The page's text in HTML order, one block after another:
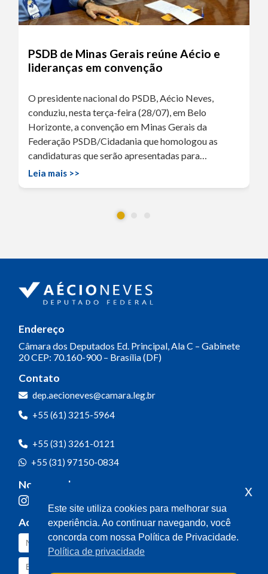
PSDB de Minas Gerais reúne Aécio e
lideranças em convenção
O presidente nacional do PSDB, Aécio Neves,
conduziu, nesta terça-feira (28/07), em Belo
Horizonte, a convenção em Minas Gerais da
Federação PSDB/Cidadania que homologou as
candidaturas que serão apresentadas para…
Leia mais >>
Endereço
Câmara dos Deputados Ed. Principal, Ala C – Gabinete
20CEP: 70.160-900 – Brasília (DF)
Contato
dep.aecioneves@camara.leg.br
+55 (61) 3215-5964
+55 (31) 3261-0121
+55 (31) 97150-0834
Nossas redes
Acompanhe o meu mandato
Este site utiliza cookies para melhorar sua
experiência. Ao continuar navegando, você
concorda com nossa Política de Privacidade.
Política de privacidade
x